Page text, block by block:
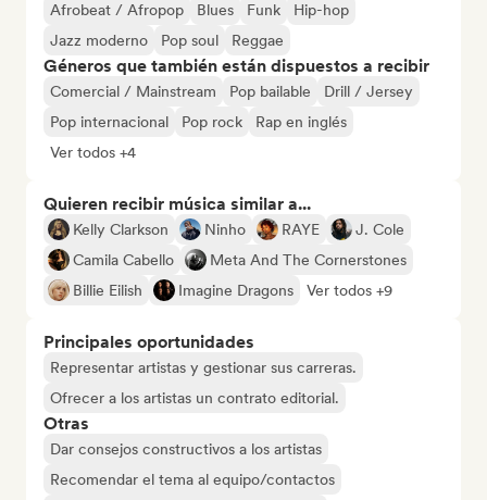
Afrobeat / Afropop Blues Funk
Hip-hop
Jazz moderno
Pop soul Reggae
Géneros que también están dispuestos a recibir
Comercial / Mainstream Pop bailable
Drill / Jersey
Pop internacional
Pop rock
Rap en inglés
Ver todos +4
Quieren recibir música similar a...
Kelly Clarkson Ninho RAYE
J. Cole
Camila Cabello
Meta And The Cornerstones
Billie Eilish
Imagine Dragons Ver todos +9
Principales oportunidades
Representar artistas y gestionar sus carreras.
Ofrecer a los artistas un contrato editorial.
Otras
Dar consejos constructivos a los artistas
Recomendar el tema al equipo/contactos